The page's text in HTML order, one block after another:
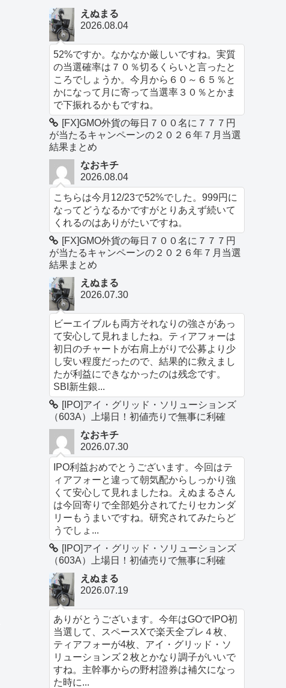
えぬまる
2026.08.04
52%ですか。なかなか厳しいですね。実質
の当選確率は７０％切るくらいと言ったと
ころでしょうか。今月から６０～６５％と
かになって月に寄って当選率３０％とかま
で下振れるかもですね。
[FX]GMO外貨の毎日７００名に７７７円
が当たるキャンペーンの２０２６年７月当選
結果まとめ
なおキチ
2026.08.04
こちらは今月12/23で52%でした。999円に
なってどうなるかですがとりあえず続いて
くれるのはありがたいですね。
[FX]GMO外貨の毎日７００名に７７７円
が当たるキャンペーンの２０２６年７月当選
結果まとめ
えぬまる
2026.07.30
ビーエイブルも両方それなりの強さがあっ
て安心して見れましたね。ティアフォーは
初日のチャートが右肩上がりで公募より少
し安い程度だったので、結果的に救えまし
たが利益にできなかったのは残念です。
SBI新生銀...
[IPO]アイ・グリッド・ソリューションズ
（603A）上場日！初値売りで無事に利確
なおキチ
2026.07.30
IPO利益おめでとうございます。今回はテ
ィアフォーと違って朝気配からしっかり強
くて安心して見れましたね。えぬまるさん
は今回寄りで全部処分されてたりセカンダ
リーもうまいですね。研究されてみたらど
うでしょ...
[IPO]アイ・グリッド・ソリューションズ
（603A）上場日！初値売りで無事に利確
えぬまる
2026.07.19
ありがとうございます。今年はGOでIPO初
当選して、スペースXで楽天全プレ４枚、
ティアフォーが4枚、アイ・グリッド・ソ
リューションズ２枚とかなり調子がいいで
すね。主幹事からの野村證券は補欠になっ
た時に...